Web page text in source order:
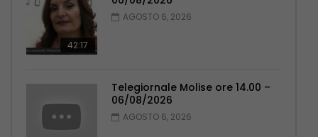
42:17
AGOSTO 6, 2026
Telegiornale Molise ore 14.00 –
06/08/2026
AGOSTO 6, 2026